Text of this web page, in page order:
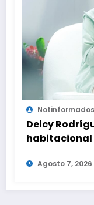
Notinformados
Delcy
habitacional
beneficiado
una semana
Agosto 7, 2026